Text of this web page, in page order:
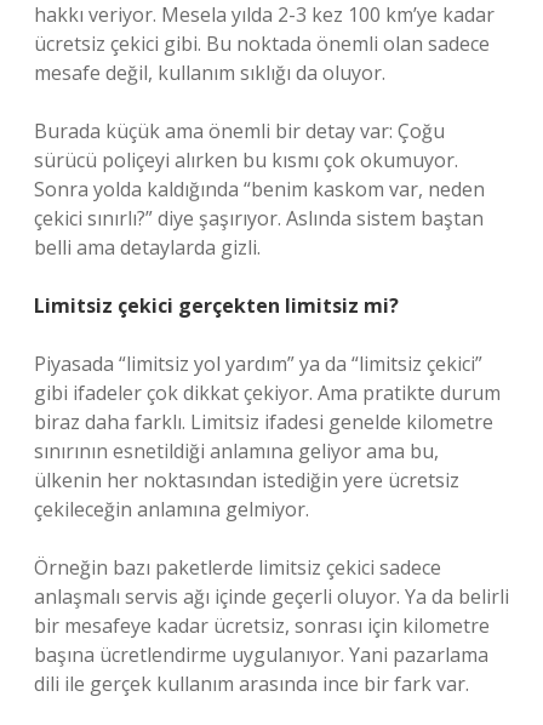
hakkı veriyor. Mesela yılda 2-3 kez 100 km’ye kadar
ücretsiz çekici gibi. Bu noktada önemli olan sadece
mesafe değil, kullanım sıklığı da oluyor.
Burada küçük ama önemli bir detay var: Çoğu
sürücü poliçeyi alırken bu kısmı çok okumuyor.
Sonra yolda kaldığında “benim kaskom var, neden
çekici sınırlı?” diye şaşırıyor. Aslında sistem baştan
belli ama detaylarda gizli.
Limitsiz çekici gerçekten limitsiz mi?
Piyasada “limitsiz yol yardım” ya da “limitsiz çekici”
gibi ifadeler çok dikkat çekiyor. Ama pratikte durum
biraz daha farklı. Limitsiz ifadesi genelde kilometre
sınırının esnetildiği anlamına geliyor ama bu,
ülkenin her noktasından istediğin yere ücretsiz
çekileceğin anlamına gelmiyor.
Örneğin bazı paketlerde limitsiz çekici sadece
anlaşmalı servis ağı içinde geçerli oluyor. Ya da belirli
bir mesafeye kadar ücretsiz, sonrası için kilometre
başına ücretlendirme uygulanıyor. Yani pazarlama
dili ile gerçek kullanım arasında ince bir fark var.